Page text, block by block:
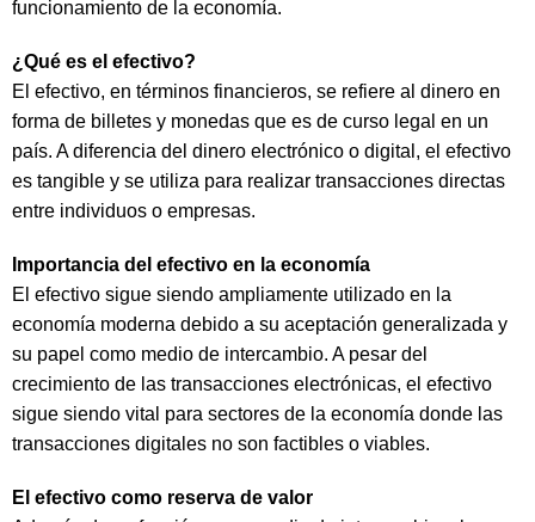
funcionamiento de la economía.
¿Qué es el efectivo?
El efectivo, en términos financieros, se refiere al dinero en
forma de billetes y monedas que es de curso legal en un
país. A diferencia del dinero electrónico o digital, el efectivo
es tangible y se utiliza para realizar transacciones directas
entre individuos o empresas.
Importancia del efectivo en la economía
El efectivo sigue siendo ampliamente utilizado en la
economía moderna debido a su aceptación generalizada y
su papel como medio de intercambio. A pesar del
crecimiento de las transacciones electrónicas, el efectivo
sigue siendo vital para sectores de la economía donde las
transacciones digitales no son factibles o viables.
El efectivo como reserva de valor